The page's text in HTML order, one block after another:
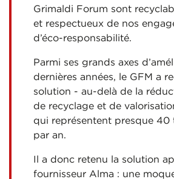
Grimaldi Forum sont
et respectueux de nos
d’éco-responsabilité.
Parmi ses grands axes
dernières années, le GFM a
solution - au-delà de la
de recyclage et de
qui représentent presque 40
par an.
Il a donc retenu la solution
fournisseur Alma : une